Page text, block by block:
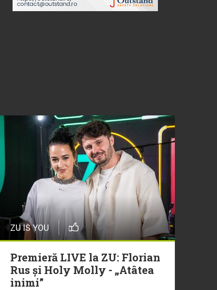
ZU IS YOU
Premieră LIVE la ZU: Florian
Rus și Holy Molly - „Atâtea
inimi”